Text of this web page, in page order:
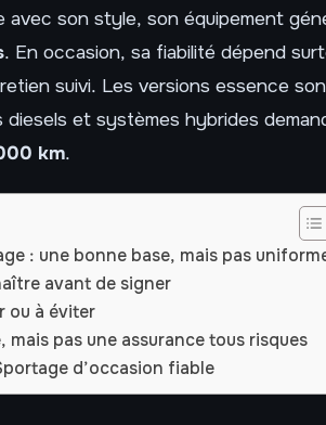
avec son style, son équipement
. En occasion, sa fiabilité dépend
suivi. Les versions essence
et systèmes hybrides
km.
: une bonne base, mais pas
avant de signer
ou à éviter
pas une assurance tous risques
d’occasion fiable